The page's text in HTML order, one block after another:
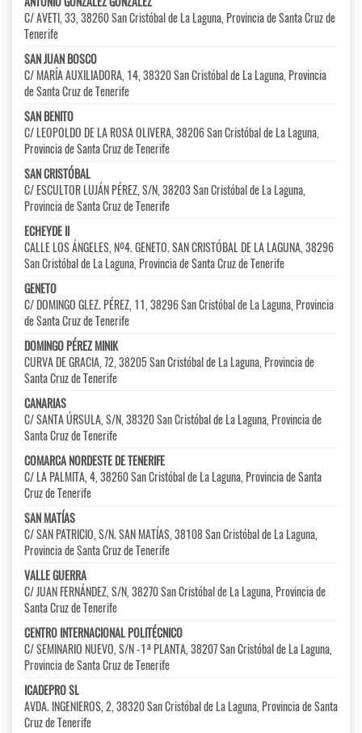
C/ AVETI, 33, 38260 San Cristóbal de La Laguna, Provincia de Santa Cruz de
Tenerife
SAN JUAN BOSCO
C/ MARÍA AUXILIADORA, 14, 38320 San Cristóbal de La Laguna, Provincia
de Santa Cruz de Tenerife
SAN BENITO
C/ LEOPOLDO DE LA ROSA OLIVERA, 38206 San Cristóbal de La Laguna,
Provincia de Santa Cruz de Tenerife
SAN CRISTÓBAL
C/ ESCULTOR LUJÁN PÉREZ, S/N, 38203 San Cristóbal de La Laguna,
Provincia de Santa Cruz de Tenerife
ECHEYDE II
CALLE LOS ÁNGELES, Nº4. GENETO. SAN CRISTÓBAL DE LA LAGUNA, 38296
San Cristóbal de La Laguna, Provincia de Santa Cruz de Tenerife
GENETO
C/ DOMINGO GLEZ. PÉREZ, 11, 38296 San Cristóbal de La Laguna, Provincia
de Santa Cruz de Tenerife
DOMINGO PÉREZ MINIK
CURVA DE GRACIA, 72, 38205 San Cristóbal de La Laguna, Provincia de
Santa Cruz de Tenerife
CANARIAS
C/ SANTA ÚRSULA, S/N, 38320 San Cristóbal de La Laguna, Provincia de
Santa Cruz de Tenerife
COMARCA NORDESTE DE TENERIFE
C/ LA PALMITA, 4, 38260 San Cristóbal de La Laguna, Provincia de Santa
Cruz de Tenerife
SAN MATÍAS
C/ SAN PATRICIO, S/N. SAN MATÍAS, 38108 San Cristóbal de La Laguna,
Provincia de Santa Cruz de Tenerife
VALLE GUERRA
C/ JUAN FERNÁNDEZ, S/N, 38270 San Cristóbal de La Laguna, Provincia de
Santa Cruz de Tenerife
CENTRO INTERNACIONAL POLITÉCNICO
C/ SEMINARIO NUEVO, S/N -1ª PLANTA, 38207 San Cristóbal de La Laguna,
Provincia de Santa Cruz de Tenerife
ICADEPRO SL
AVDA. INGENIEROS, 2, 38320 San Cristóbal de La Laguna, Provincia de Santa
Cruz de Tenerife